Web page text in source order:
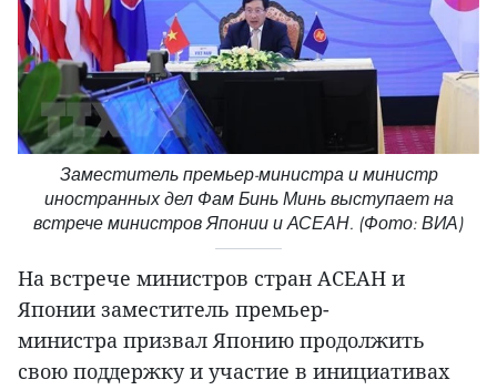
Заместитель премьер-министра и министр
иностранных дел Фам Бинь Минь выступает на
встрече министров Японии и АСЕАН. (Фото: ВИА)
На встрече министров стран АСЕАН и
Японии заместитель премьер-
министра призвал Японию продолжить
свою поддержку и участие в инициативах